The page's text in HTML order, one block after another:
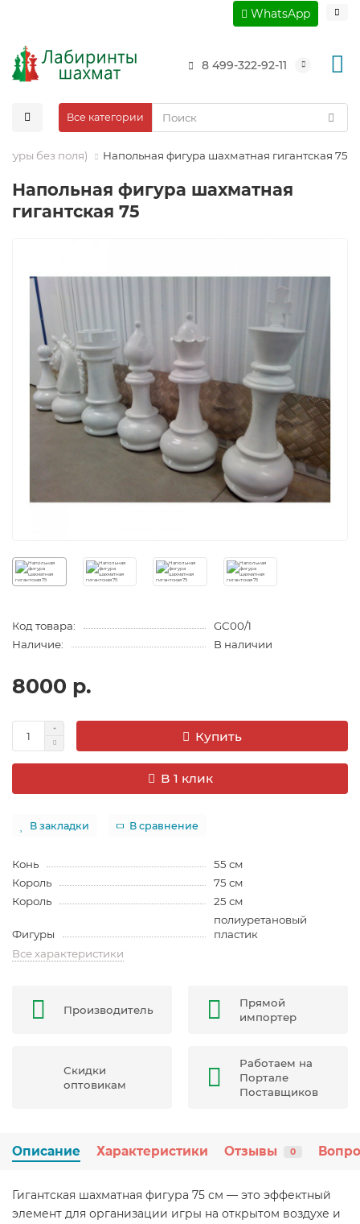
WhatsApp
8 499-322-92-11
Все категории
без поля) Напольная фигура шахматная гигантская 75
Напольная фигура шахматная
гигантская 75
Код товара:
GC00/1
Наличие:
В наличии
8000 р.
Купить
В 1 клик
В закладки В сравнение
Конь
55 см
Король
75 см
Король
25 см
Фигуры
полиуретановый
пластик
Все характеристики
Производитель
Прямой
импортер
Скидки
оптовикам
Работаем на
Портале
Поставщиков
Описание Характеристики Отзывы 0
Гигантская шахматная фигура 75 см — это эффектный
элемент для организации игры на открытом воздухе и